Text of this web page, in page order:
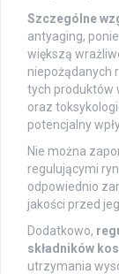
Szczególne
antyaging,
większą
niepożądanych
tych produktów
oraz
potencjalny
Nie można
regulującymi
odpowiednio
jakości przed
Dodatkowo,
składników
utrzymania